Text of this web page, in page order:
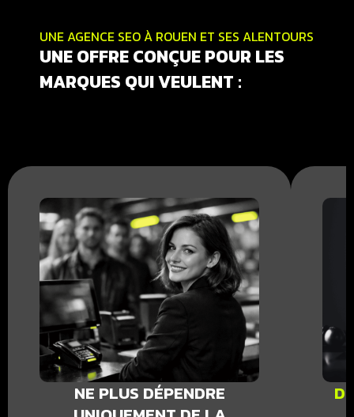
UNE AGENCE SEO À ROUEN ET SES ALENTOURS
UNE OFFRE CONÇUE POUR LES
MARQUES QUI VEULENT :
NE PLUS DÉPENDRE